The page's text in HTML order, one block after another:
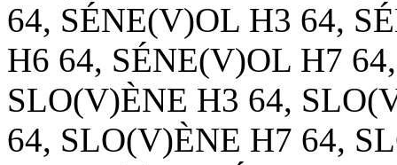
64, SÉNE(V)OL H3 64,
H6 64, SÉNE(V)OL H7
SLO(V)ÈNE H3 64,
64, SLO(V)ÈNE H7 64,